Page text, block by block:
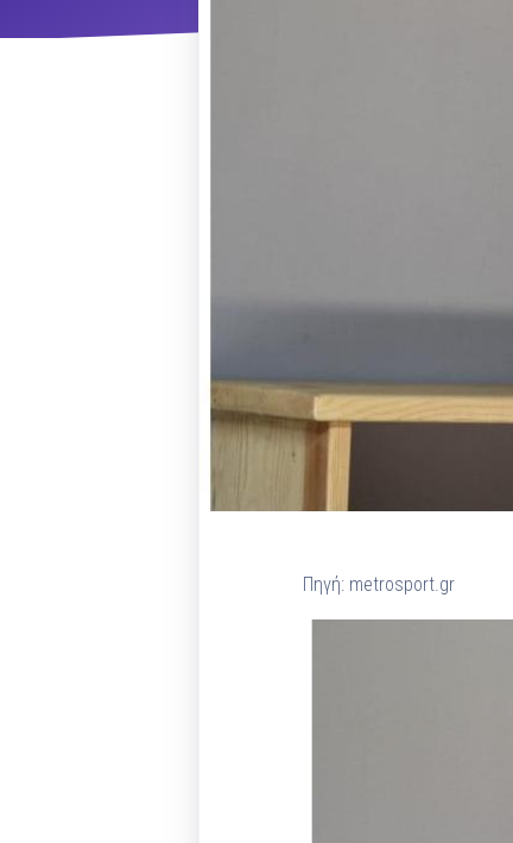
Πηγή: metrosport.gr